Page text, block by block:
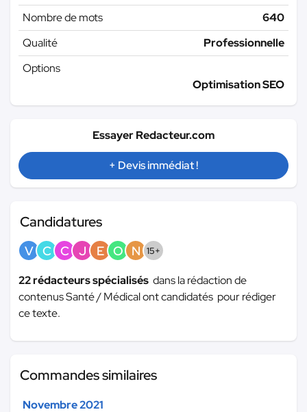
Nombre de mots
640
Qualité
Professionnelle
Options
Optimisation SEO
Essayer Redacteur.com
+ Devis immédiat !
Candidatures
V C C J E O N 15+
22 rédacteurs spécialisés dans la rédaction de
contenus Santé / Médical ont candidatés pour rédiger
ce texte.
Commandes similaires
Novembre 2021